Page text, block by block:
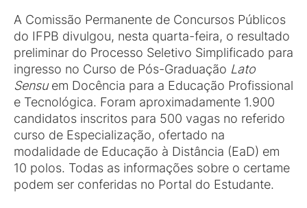
A Comissão Permanente de Concursos Públicos
do IFPB divulgou, nesta quarta-feira, o resultado
preliminar do Processo Seletivo Simplificado para
ingresso no Curso de Pós-Graduação Lato
Sensuem Docência para a Educação Profissional
e Tecnológica. Foram aproximadamente 1.900
candidatos inscritos para 500 vagas no referido
curso de Especialização, ofertado na
modalidade de Educação à Distância (EaD) em
10 polos. Todas as informações sobre o certame
podem ser conferidas no Portal do Estudante.